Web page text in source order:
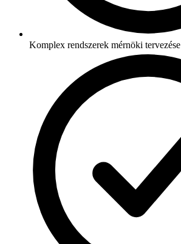
Komplex rendszerek mérnöki tervezése